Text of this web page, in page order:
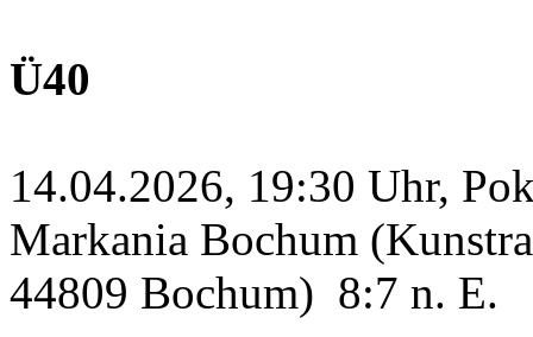
Ü40
14.04.2026, 19:30 Uhr,
Markania Bochum
44809 Bochum) 8:7 n. E.